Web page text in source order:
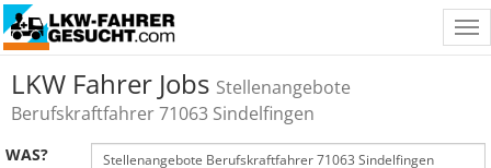
LKW Fahrer Jobs Stellenangebote
Berufskraftfahrer 71063 Sindelfingen
WAS?